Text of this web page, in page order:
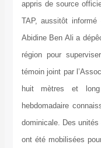
appris de source
TAP, aussitôt
Abidine Ben Ali a
région pour
témoin joint par
huit mètres et
hebdomadaire
dominicale. Des
ont été mobilisées